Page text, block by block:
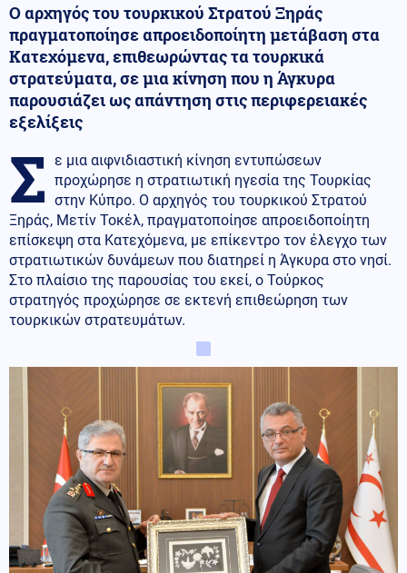
Ο αρχηγός του τουρκικού Στρατού Ξηράς
πραγματοποίησε απροειδοποίητη μετάβαση στα
Κατεχόμενα, επιθεωρώντας τα τουρκικά
στρατεύματα, σε μια κίνηση που η Άγκυρα
παρουσιάζει ως απάντηση στις περιφερειακές
εξελίξεις
Σ ε μια αιφνιδιαστική κίνηση εντυπώσεων
προχώρησε η στρατιωτική ηγεσία της Τουρκίας
στην Κύπρο. Ο αρχηγός του τουρκικού Στρατού
Ξηράς, Μετίν Τοκέλ, πραγματοποίησε απροειδοποίητη
επίσκεψη στα Κατεχόμενα, με επίκεντρο τον έλεγχο των
στρατιωτικών δυνάμεων που διατηρεί η Άγκυρα στο νησί.
Στο πλαίσιο της παρουσίας του εκεί, ο Τούρκος
στρατηγός προχώρησε σε εκτενή επιθεώρηση των
τουρκικών στρατευμάτων.